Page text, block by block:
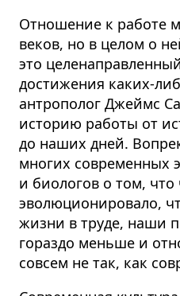
Отношение к работе
веков, но в целом о
это
достижения каких-
антрополог Джеймс
историю работы от
до наших дней.
многих современных
и биологов о том, что
эволюционировало,
жизни в труде, наши
гораздо меньше и
совсем не так, как